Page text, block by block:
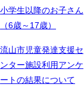
小学生以降のお子さん
（6歳～17歳）
流山市児童発達支援セ
ンター施設利用アンケ
ートの結果について